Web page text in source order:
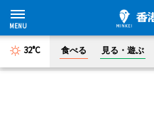
32°C 食べる 見る・遊ぶ